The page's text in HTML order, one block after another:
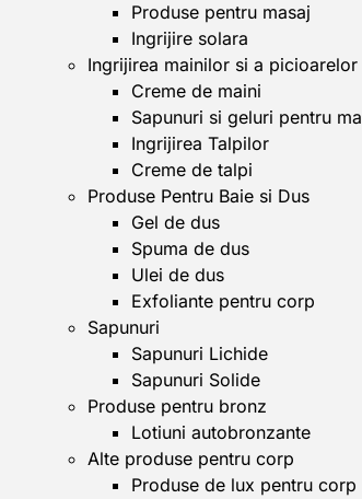
Produse pentru masaj
Ingrijire solara
Ingrijirea mainilor si a picioarelor
Creme de maini
Sapunuri si geluri pentru
Ingrijirea Talpilor
Creme de talpi
Produse Pentru Baie si Dus
Gel de dus
Spuma de dus
Ulei de dus
Exfoliante pentru corp
Sapunuri
Sapunuri Lichide
Sapunuri Solide
Produse pentru bronz
Lotiuni autobronzante
Alte produse pentru corp
Produse de lux pentru corp